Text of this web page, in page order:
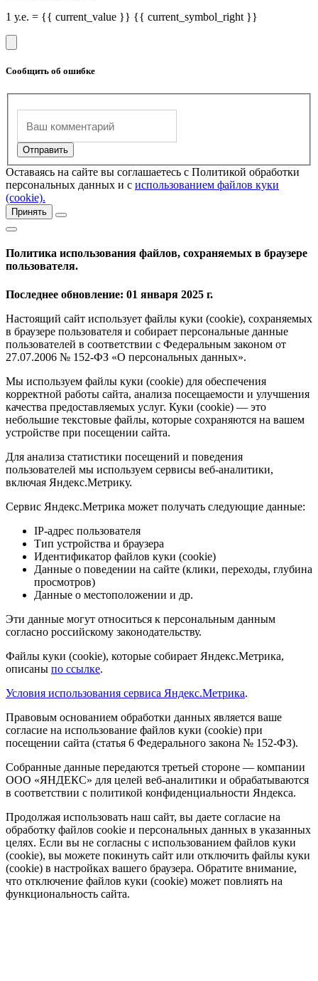
1 у.е. = {{ current_value }} {{ current_symbol_right }}
Сообщить об ошибке
Оставаясь на сайте вы соглашаетесь с Политикой обработки
персональных данных и с использованием файлов куки
(cookie).
Принять
Политика использования файлов, сохраняемых в браузере
пользователя.
Последнее обновление: 01 января 2025 г.
Настоящий сайт использует файлы куки (cookie), сохраняемых
в браузере пользователя и собирает персональные данные
пользователей в соответствии с Федеральным законом от
27.07.2006 № 152-ФЗ «О персональных данных».
Мы используем файлы куки (cookie) для обеспечения
корректной работы сайта, анализа посещаемости и улучшения
качества предоставляемых услуг. Куки (cookie) — это
небольшие текстовые файлы, которые сохраняются на вашем
устройстве при посещении сайта.
Для анализа статистики посещений и поведения
пользователей мы используем сервисы веб-аналитики,
включая Яндекс.Метрику.
Сервис Яндекс.Метрика может получать следующие данные:
IP-адрес пользователя
Тип устройства и браузера
Идентификатор файлов куки (cookie)
Данные о поведении на сайте (клики, переходы, глубина
просмотров)
Данные о местоположении и др.
Эти данные могут относиться к персональным данным
согласно российскому законодательству.
Файлы куки (cookie), которые собирает Яндекс.Метрика,
описаны по ссылке.
Условия использования сервиса Яндекс.Метрика.
Правовым основанием обработки данных является ваше
согласие на использование файлов куки (cookie) при
посещении сайта (статья 6 Федерального закона № 152-ФЗ).
Собранные данные передаются третьей стороне — компании
ООО «ЯНДЕКС» для целей веб-аналитики и обрабатываются
в соответствии с политикой конфиденциальности Яндекса.
Продолжая использовать наш сайт, вы даете согласие на
обработку файлов cookie и персональных данных в указанных
целях. Если вы не согласны с использованием файлов куки
(cookie), вы можете покинуть сайт или отключить файлы куки
(cookie) в настройках вашего браузера. Обратите внимание,
что отключение файлов куки (cookie) может повлиять на
функциональность сайта.